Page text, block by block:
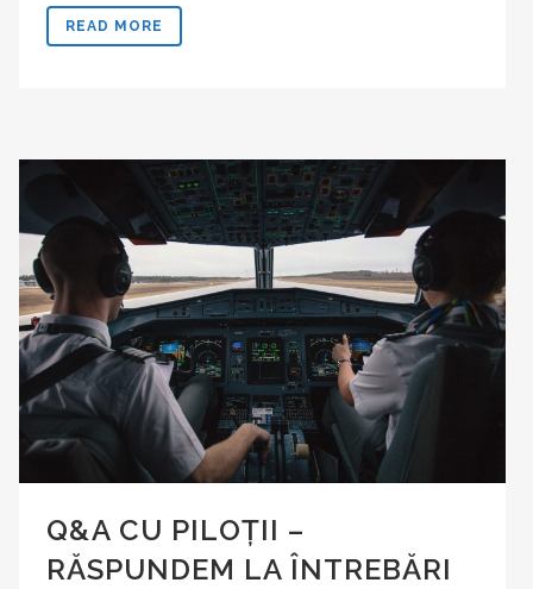
READ MORE
Q&A CU PILOȚII –
RĂSPUNDEM LA ÎNTREBĂRI